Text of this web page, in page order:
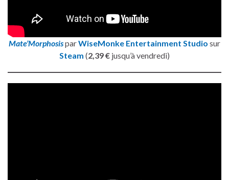
Mate’MorphosisparWiseMonke Entertainment Studio sur
Steam (2,39 € jusqu’à vendredi)